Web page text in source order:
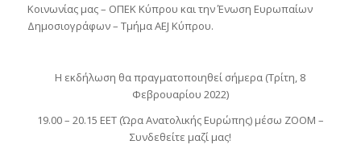
Κοινωνίας μας – ΟΠΕΚ Κύπρου και την Ένωση Ευρωπαίων
Δημοσιογράφων – Τμήμα AEJ Κύπρου.
Η εκδήλωση θα πραγματοποιηθεί σήμερα (Τρίτη, 8
Φεβρουαρίου 2022)
19.00 – 20.15 EET (Ώρα Ανατολικής Ευρώπης) μέσω ZOOM –
Συνδεθείτε μαζί μας!